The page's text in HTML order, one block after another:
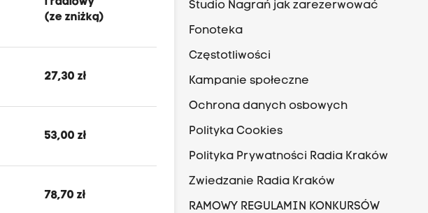
(ze zniżką)
27,30 zł
53,00 zł
78,70 zł
Studio Nagrań jak zarezerwować
Fonoteka
Częstotliwości
Kampanie społeczne
Ochrona danych osbowych
Polityka Cookies
Polityka Prywatności Radia Kraków
Zwiedzanie Radia Kraków
RAMOWY REGULAMIN KONKURSÓW